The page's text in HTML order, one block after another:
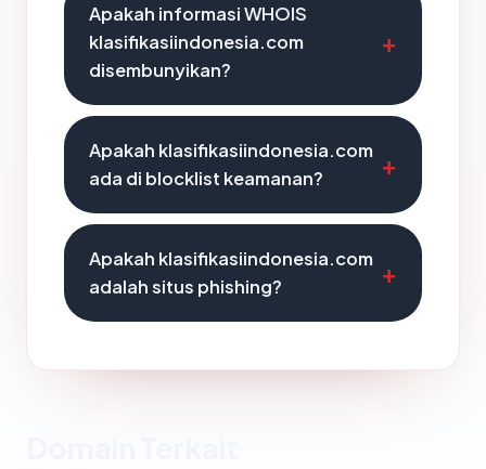
Apakah informasi WHOIS
klasifikasiindonesia.com
disembunyikan?
Apakah klasifikasiindonesia.com
ada di blocklist keamanan?
Apakah klasifikasiindonesia.com
adalah situs phishing?